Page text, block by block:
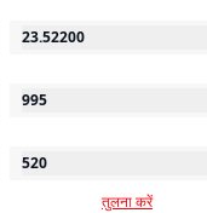
23.52200
995
520
तुलना करें